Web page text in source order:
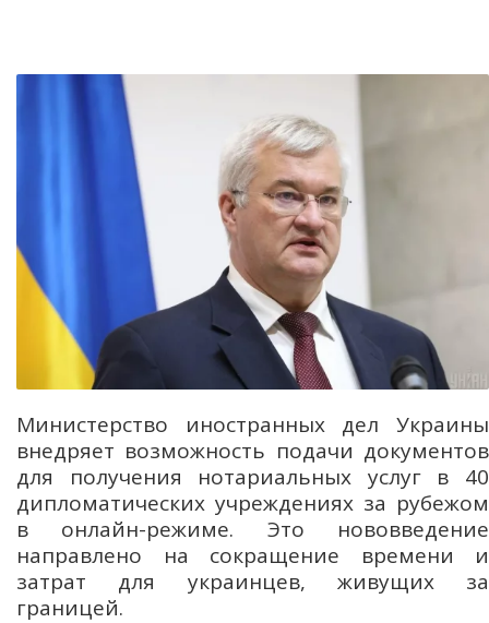
Министерство иностранных дел Украины
внедряет возможность подачи документов
для получения нотариальных услуг в 40
дипломатических учреждениях за рубежом
в онлайн-режиме. Это нововведение
направлено на сокращение времени и
затрат для украинцев, живущих за
границей.